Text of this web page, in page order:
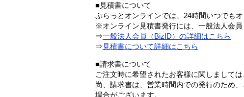
■見積書について
ぷらっとオンラインでは、24時間いつでも
※オンライン見積書発行には、一般法人会員
⇒一般法人会員（BizID）の詳細はこちら
⇒ 見積書について詳細はこちら
■請求書について
ご注文時に希望されたお客様に関しまして
尚、請求書は、営業時間内での発行のため
場合がございます。